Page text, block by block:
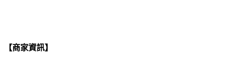
【商家資訊】